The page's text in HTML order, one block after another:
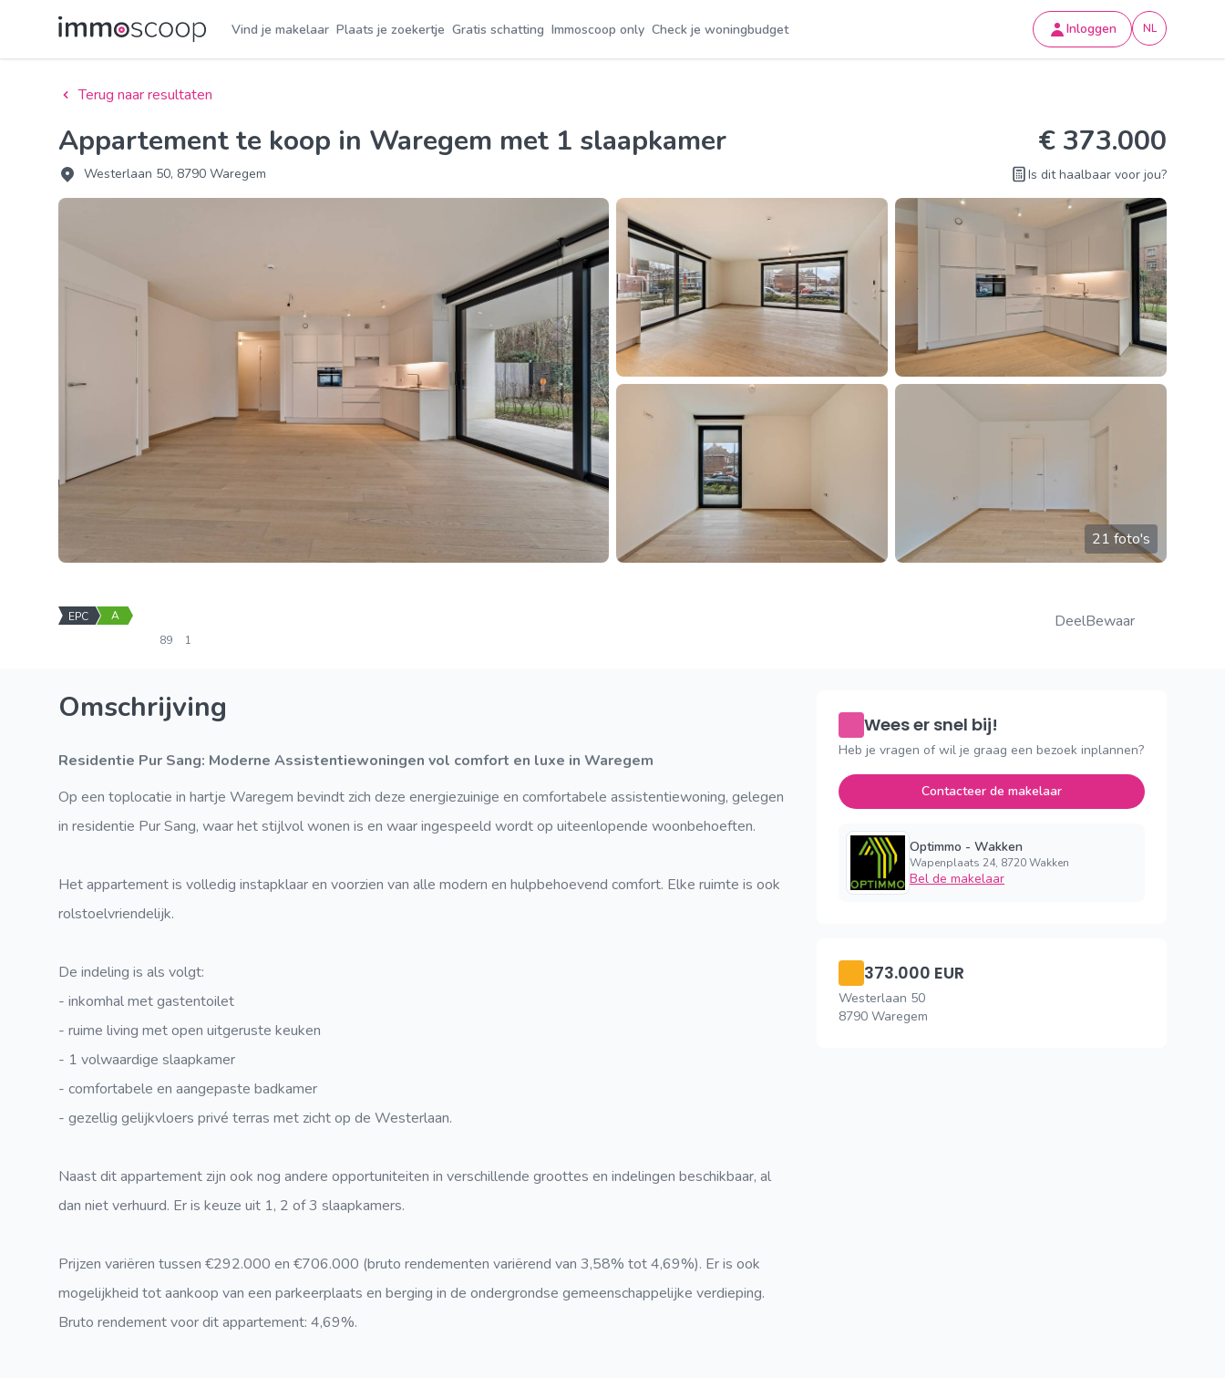
Vind je makelaar Plaats je zoekertje Gratis schatting Immoscoop only Check je woningbudget Inloggen NL
Terug naar resultaten
Appartement te koop in Waregem met 1 slaapkamer
Westerlaan 50, 8790 Waregem
€ 373.000
Is dit haalbaar voor jou?
21 foto's
EPC A
89 1
DeelBewaar
Omschrijving
Residentie Pur Sang: Moderne Assistentiewoningen vol comfort en luxe in Waregem
Op een toplocatie in hartje Waregem bevindt zich deze energiezuinige en comfortabele assistentiewoning, gelegen
in residentie Pur Sang, waar het stijlvol wonen is en waar ingespeeld wordt op uiteenlopende woonbehoeften.
Het appartement is volledig instapklaar en voorzien van alle modern en hulpbehoevend comfort. Elke ruimte is ook
rolstoelvriendelijk.
De indeling is als volgt:
- inkomhal met gastentoilet
- ruime living met open uitgeruste keuken
- 1 volwaardige slaapkamer
- comfortabele en aangepaste badkamer
- gezellig gelijkvloers privé terras met zicht op de Westerlaan.
Naast dit appartement zijn ook nog andere opportuniteiten in verschillende groottes en indelingen beschikbaar, al
dan niet verhuurd. Er is keuze uit 1, 2 of 3 slaapkamers.
Prijzen variëren tussen €292.000 en €706.000 (bruto rendementen variërend van 3,58% tot 4,69%). Er is ook
mogelijkheid tot aankoop van een parkeerplaats en berging in de ondergrondse gemeenschappelijke verdieping.
Bruto rendement voor dit appartement: 4,69%.
Wees er snel bij!
Heb je vragen of wil je graag een bezoek inplannen?
Contacteer de makelaar
Optimmo - Wakken
Wapenplaats 24, 8720 Wakken
Bel de makelaar
373.000 EUR
Westerlaan 50
8790 Waregem